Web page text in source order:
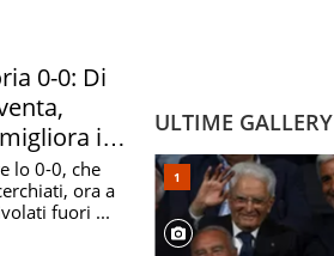
0-0: Di
il
lo 0-0, che
ora a
fuori ...
ULTIME GALLERY